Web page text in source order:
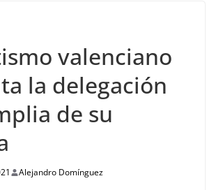
valenciano
la delegación
de su
Alejandro Domínguez